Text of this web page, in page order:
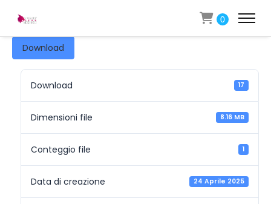
0
Download
Download 17
Dimensioni file 8.16 MB
Conteggio file 1
Data di creazione 24 Aprile 2025